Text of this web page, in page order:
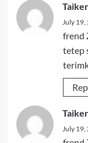
July 19,
frend
tetep
July 19,